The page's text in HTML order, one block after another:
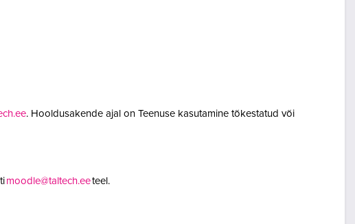
. Hooldusakende ajal on Teenuse kasutamine tõkestatud või
moodle@taltech.eeteel.